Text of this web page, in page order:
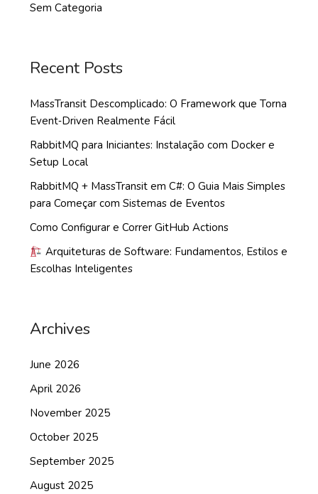
Sem Categoria
Recent Posts
MassTransit Descomplicado: O Framework que Torna
Event‑Driven Realmente Fácil
RabbitMQ para Iniciantes: Instalação com Docker e
Setup Local
RabbitMQ + MassTransit em C#: O Guia Mais Simples
para Começar com Sistemas de Eventos
Como Configurar e Correr GitHub Actions
Arquiteturas de Software: Fundamentos, Estilos e
Escolhas Inteligentes
Archives
June 2026
April 2026
November 2025
October 2025
September 2025
August 2025